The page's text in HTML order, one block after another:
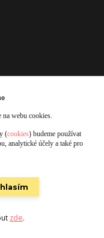
by Damsikafe.cz
webu cookies.
(cookies) budeme používat
analytické účely a také pro
zde.